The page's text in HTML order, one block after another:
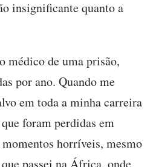
insignificante quanto a
médico de uma prisão,
por ano. Quando me
em toda a minha carreira
foram perdidas em
horríveis, mesmo
passei na África, onde